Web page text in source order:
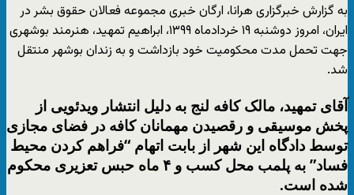
به گزارش خبرگزاری هرانا، ارگان خبری مجموعه فعالان حقوق بشر در
ایران، امروز دوشنبه ۱۹ خردادماه ۱۳۹۹، ابراهیم تمهید، هنرمند بوشهری
جهت تحمل مدت محکومیت خود بازداشت و به زندان بوشهر منتقل
شد.
آقای تمهید، مالک کافه لنج به دلیل انتشار ویدئویی از
پخش موسیقی و رقصیدن مهمانان کافه در فضای مجازی
توسط دادگاه این شهر از بابت اتهام “فراهم کردن محیط
فساد” به پلمب محل کسب و ۴ ماه حبس تعزیری محکوم
شده است.